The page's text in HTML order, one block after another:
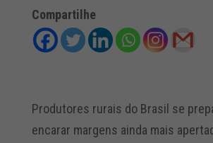
Compartilhe
Produtores rurais do Brasil se
encarar margens ainda mais